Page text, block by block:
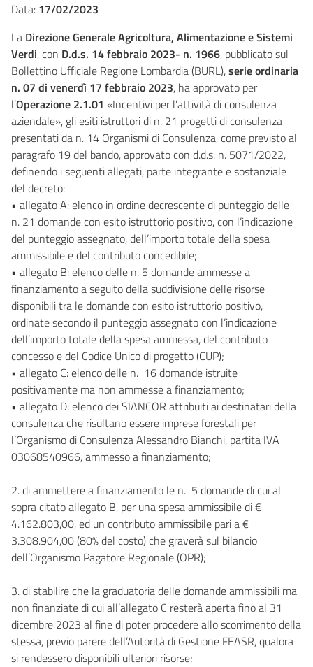
Data: 17/02/2023
La Direzione Generale Agricoltura, Alimentazione e Sistemi
Verdi, con D.d.s. 14 febbraio 2023- n. 1966, pubblicato sul
Bollettino Ufficiale Regione Lombardia (BURL),serie ordinaria
n. 07 di venerdì 17 febbraio 2023, ha approvato per
l’Operazione 2.1.01 «Incentivi per l’attività di consulenza
aziendale», gli esiti istruttori di n. 21 progetti di consulenza
presentati da n. 14 Organismi di Consulenza, come previsto al
paragrafo 19 del bando, approvato con d.d.s. n. 5071/2022,
definendo i seguenti allegati, parte integrante e sostanziale
del decreto:
• allegato A: elenco in ordine decrescente di punteggio delle
n. 21 domande con esito istruttorio positivo, con l’indicazione
del punteggio assegnato, dell’importo totale della spesa
ammissibile e del contributo concedibile;
• allegato B: elenco delle n. 5 domande ammesse a
finanziamento a seguito della suddivisione delle risorse
disponibili tra le domande con esito istruttorio positivo,
ordinate secondo il punteggio assegnato con l’indicazione
dell’importo totale della spesa ammessa, del contributo
concesso e del Codice Unico di progetto (CUP);
• allegato C: elenco delle n. 16 domande istruite
positivamente ma non ammesse a finanziamento;
• allegato D: elenco dei SIANCOR attribuiti ai destinatari della
consulenza che risultano essere imprese forestali per
l’Organismo di Consulenza Alessandro Bianchi, partita IVA
03068540966, ammesso a finanziamento;
2. di ammettere a finanziamento le n. 5 domande di cui al
sopra citato allegato B, per una spesa ammissibile di €
4.162.803,00, ed un contributo ammissibile pari a €
3.308.904,00 (80% del costo) che graverà sul bilancio
dell’Organismo Pagatore Regionale (OPR);
3. di stabilire che la graduatoria delle domande ammissibili ma
non finanziate di cui all’allegato C resterà aperta fino al 31
dicembre 2023 al fine di poter procedere allo scorrimento della
stessa, previo parere dell’Autorità di Gestione FEASR, qualora
si rendessero disponibili ulteriori risorse;